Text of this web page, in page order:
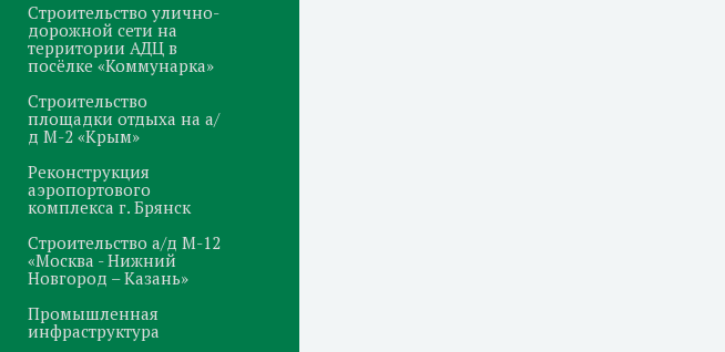
Строительство улично-
дорожной сети на
территории АДЦ в
посёлке «Коммунарка»
Строительство
площадки отдыха на а/
д М-2 «Крым»
Реконструкция
аэропортового
комплекса г. Брянск
Строительство а/д М-12
«Москва - Нижний
Новгород – Казань»
Промышленная
инфраструктура